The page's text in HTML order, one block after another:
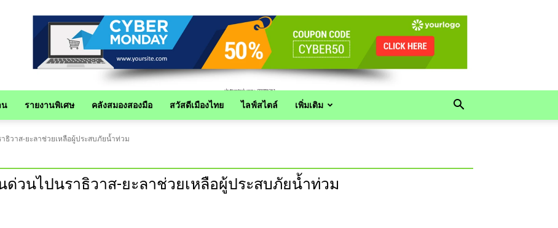
น รายงานพิเศษ คลังสมองสองมือ สวัสดีเมืองไทย ไลฟ์สไตล์ เพิ่มเติม
ธิวาส-ยะลาช่วยเหลือผู้ประสบภัยน้ำท่วม
ด่วนไปนราธิวาส-ยะลาช่วยเหลือผู้ประสบภัยน้ำท่วม